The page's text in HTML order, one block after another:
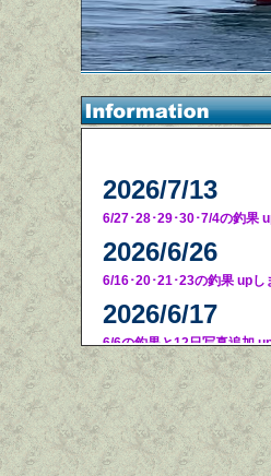
2026/7/13
6/27･28･29･30･7/4の釣果
2026/6/26
6/16･20･21･23の釣果 upし
2026/6/17
6/6の釣果と12日写真追加
2026/6/16
6/4･5･12･13･14の釣果 up
2026/5/29
5/23･26･28の釣果 upしま